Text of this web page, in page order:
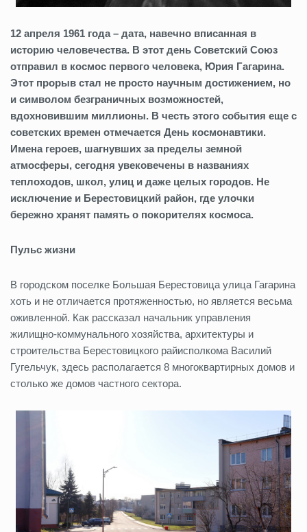
12 апреля 1961 года – дата, навечно вписанная в
историю человечества. В этот день Советский Союз
отправил в космос первого человека, Юрия Гагарина.
Этот прорыв стал не просто научным достижением, но
и символом безграничных возможностей,
вдохновившим миллионы. В честь этого события еще с
советских времен отмечается День космонавтики.
Имена героев, шагнувших за пределы земной
атмосферы, сегодня увековечены в названиях
теплоходов, школ, улиц и даже целых городов. Не
исключение и Берестовицкий район, где улочки
бережно хранят память о покорителях космоса.
Пульс жизни
В городском поселке Большая Берестовица улица Гагарина
хоть и не отличается протяженностью, но является весьма
оживленной. Как рассказал начальник управления
жилищно-коммунального хозяйства, архитектуры и
строительства Берестовицкого райисполкома Василий
Гугельчук, здесь располагается 8 многоквартирных домов и
столько же домов частного сектора.